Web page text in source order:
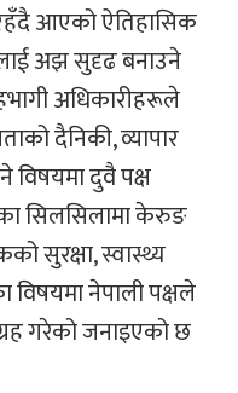
आएको ऐतिहासिक
अझ सुदृढ बनाउने
अधिकारीहरूले
दैनिकी, व्यापार
दुवै पक्ष
सिलसिलामा केरुङ
सुरक्षा, स्वास्थ्य
नेपाली पक्षले
गरेको जनाइएको छ